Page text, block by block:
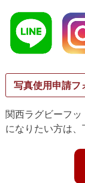
写真使用申請フ
関西ラグビーフ
になりたい方は、